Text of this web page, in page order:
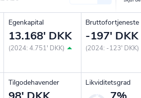
Egenkapital
13.168' DKK
(2024: 4.751' DKK)
Bruttofortjeneste
-197' DKK
(2024: -123' DKK)
Tilgodehavender Likviditetsgrad